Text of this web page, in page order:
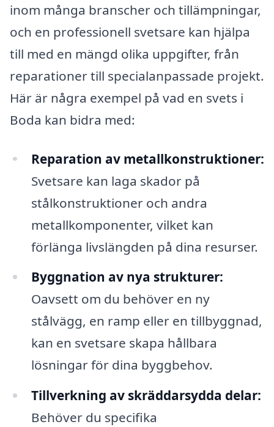
inom många branscher och tillämpningar,
och en professionell svetsare kan hjälpa
till med en mängd olika uppgifter, från
reparationer till specialanpassade projekt.
Här är några exempel på vad en svets i
Boda kan bidra med:
Reparation av metallkonstruktioner:
Svetsare kan laga skador på
stålkonstruktioner och andra
metallkomponenter, vilket kan
förlänga livslängden på dina resurser.
Byggnation av nya strukturer:
Oavsett om du behöver en ny
stålvägg, en ramp eller en tillbyggnad,
kan en svetsare skapa hållbara
lösningar för dina byggbehov.
Tillverkning av skräddarsydda delar:
Behöver du specifika